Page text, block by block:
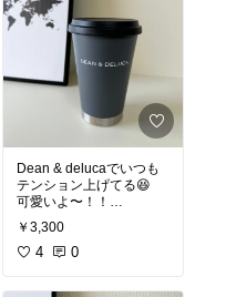
Dean & delucaでいつも
テンション上げてる😆
可愛いよ〜！！
#オリジナル写真
物メモ #あったら便利
￥3,300
4 0